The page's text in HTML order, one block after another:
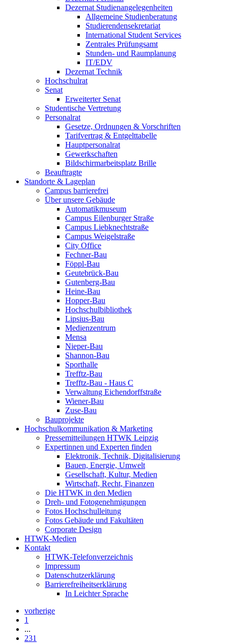
Dezernat Studienangelegenheiten
Allgemeine Studienberatung
Studierendensekretariat
International Student Services
Zentrales Prüfungsamt
Stunden- und Raumplanung
IT/EDV
Dezernat Technik
Hochschulrat
Senat
Erweiterter Senat
Studentische Vertretung
Personalrat
Gesetze, Ordnungen & Vorschriften
Tarifvertrag & Entgelttabelle
Hauptpersonalrat
Gewerkschaften
Bildschirmarbeitsplatz Brille
Beauftragte
Standorte & Lageplan
Campus barrierefrei
Über unsere Gebäude
Automatikmuseum
Campus Eilenburger Straße
Campus Liebknechtstraße
Campus Weigelstraße
City Office
Fechner-Bau
Föppl-Bau
Geutebrück-Bau
Gutenberg-Bau
Heine-Bau
Hopper-Bau
Hochschulbibliothek
Lipsius-Bau
Medienzentrum
Mensa
Nieper-Bau
Shannon-Bau
Sporthalle
Trefftz-Bau
Trefftz-Bau - Haus C
Verwaltung Eichendorffstraße
Wiener-Bau
Zuse-Bau
Bauprojekte
Hochschulkommunikation & Marketing
Pressemitteilungen HTWK Leipzig
Expertinnen und Experten finden
Elektronik, Technik, Digitalisierung
Bauen, Energie, Umwelt
Gesellschaft, Kultur, Medien
Wirtschaft, Recht, Finanzen
Die HTWK in den Medien
Dreh- und Fotogenehmigungen
Fotos Hochschulleitung
Fotos Gebäude und Fakultäten
Corporate Design
HTWK-Medien
Kontakt
HTWK-Telefonverzeichnis
Impressum
Datenschutzerklärung
Barrierefreiheitserklärung
In Leichter Sprache
vorherige
1
...
231